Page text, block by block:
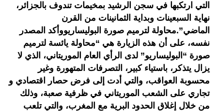
التي ارتكبها في سجن الرشيد بمخيمات تندوف بالجزائر،
نهاية السبعينات وبداية الثمانينات من القرن
الماضي”.محاولة لترميم صورة البوليساريووأكد المصدر
نفسه، على أن هذه الزيارة هي “محاولة يائسة لترميم
صورة “البوليساريو” لدى الرأي العام الموريتاني، الذي لا
يزال يتذكر، باستياء كبير، التصرفات المتهورة وغير
محسوبة العواقب، والتي أدت إلى فرض حصار اقتصادي و
تجاري على الشعب الموريتاني في ظرفية صعبة، وذلك
من خلال إغلاق الحدود البرية مع المغرب، والتي تلعب